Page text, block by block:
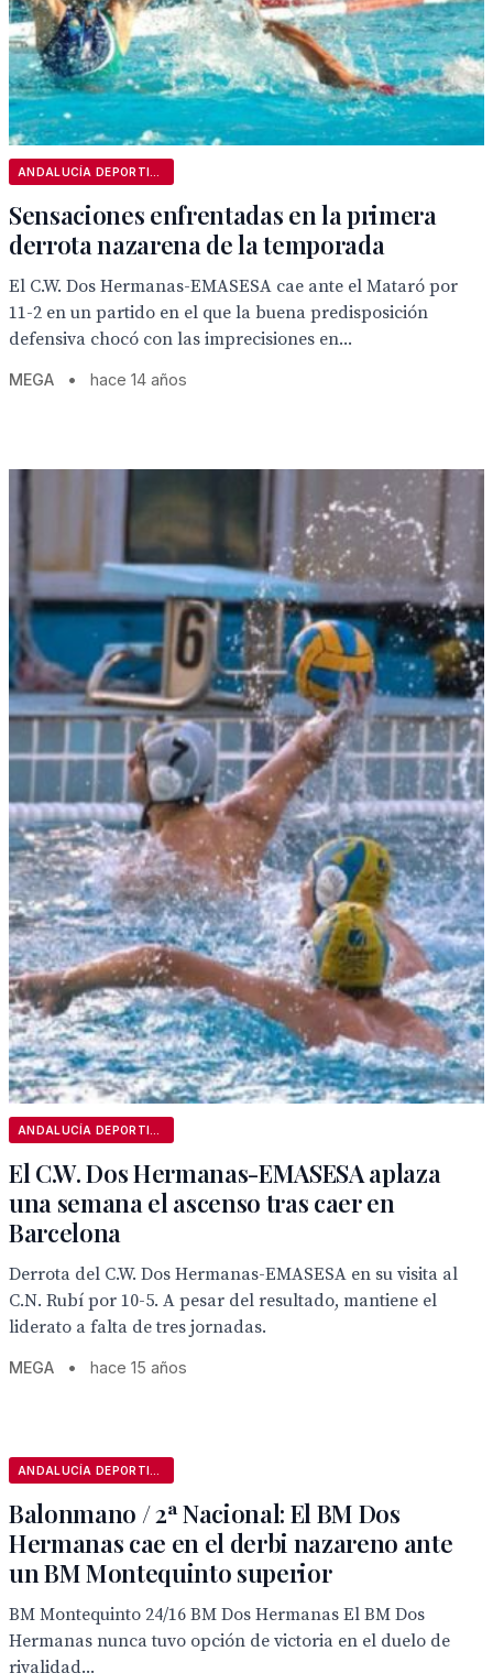
Sensaciones enfrentadas en la primera
derrota nazarena de la temporada
El C.W. Dos Hermanas-EMASESA cae ante el Mataró por
11-2 en un partido en el que la buena predisposición
defensiva chocó con las imprecisiones en...
MEGA • hace 14 años
El C.W. Dos Hermanas-EMASESA aplaza
una semana el ascenso tras caer en
Barcelona
Derrota del C.W. Dos Hermanas-EMASESA en su visita al
C.N. Rubí por 10-5. A pesar del resultado, mantiene el
liderato a falta de tres jornadas.
MEGA • hace 15 años
Balonmano / 2ª Nacional: El BM Dos
Hermanas cae en el derbi nazareno ante
un BM Montequinto superior
BM Montequinto 24/16 BM Dos Hermanas El BM Dos
Hermanas nunca tuvo opción de victoria en el duelo de
rivalidad...